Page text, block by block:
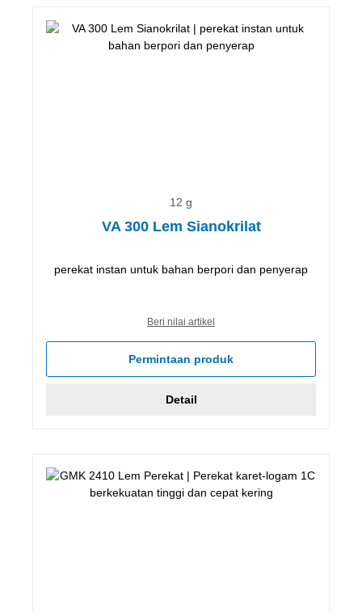
12 g
VA 300 Lem Sianokrilat
perekat instan untuk bahan berpori dan penyerap
Beri nilai artikel
Permintaan produk
Detail